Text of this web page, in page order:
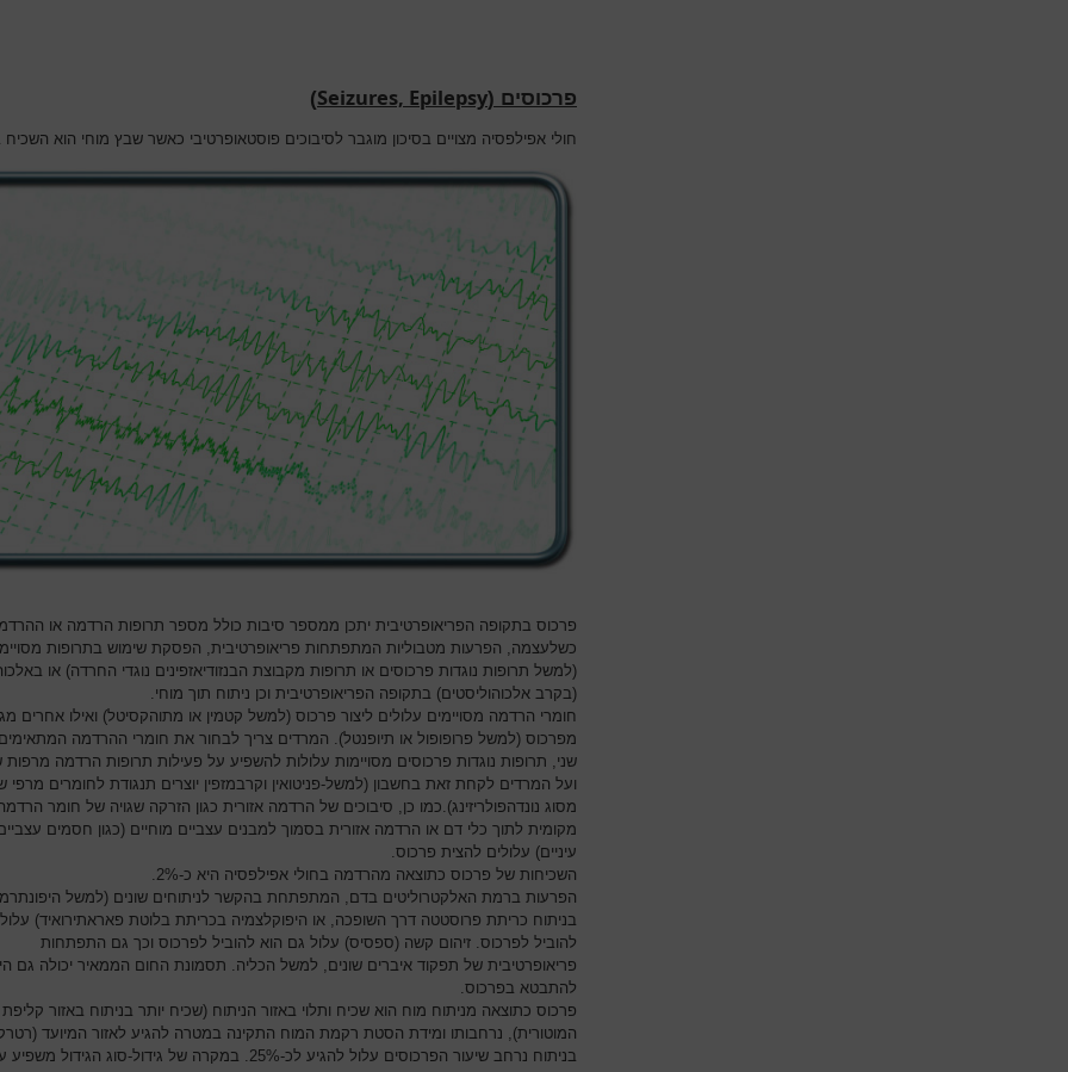
פרכוסים (Seizures, Epilepsy
)
חולי אפילפסיה מצויים בסיכון מוגבר לסיבוכים פוסטאופרטיבי כאשר שבץ מוחי הוא השכיח
פרכוס בתקופה הפריאופרטיבית יתכן ממספר סיבות כולל מספר תרופות הרדמה או
כשלעצמה, הפרעות מטבוליות המתפתחות פריאופרטיבית, הפסקת שימוש בתרופות
(למשל תרופות נוגדות פרכוסים או תרופות מקבוצת הבנזודיאזפינים נוגדי החרדה) או
(בקרב אלכוהוליסטים) בתקופה הפריאופרטיבית וכן ניתוח תוך מוחי.
חומרי הרדמה מסויימים עלולים ליצור פרכוס (למשל קטמין או מתוהקסיטל) ואילו אחרים
מפרכוס (למשל פרופופול או תיופנטל). המרדים צריך לבחור את חומרי ההרדמה
שני, תרופות נוגדות פרכוסים מסויימות עלולות להשפיע על פעילות תרופות הרדמה מרפות
ועל המרדים לקחת זאת בחשבון (למשל-פניטואין וקרבמזפין יוצרים תנגודת לחומרים מרפי
מסוג נונדהפולריזינג).כמו כן, סיבוכים של הרדמה אזורית כגון הזרקה שגויה של חומר
מקומית לתוך כלי דם או הרדמה אזורית בסמוך למבנים עצביים מוחיים (כגון חסמים
עיניים) עלולים להצית פרכוס.
השכיחות של פרכוס כתוצאה מהרדמה בחולי אפילפסיה היא כ-2%.
הפרעות ברמת האלקטרוליטים בדם, המתפתחת בהקשר לניתוחים שונים (למשל
בניתוח כריתת פרוסטטה דרך השופכה, או היפוקלצמיה בכריתת בלוטת פאראתירואיד)
להוביל לפרכוס. זיהום קשה (ספסיס) עלול גם הוא להוביל לפרכוס וכך גם התפתחות
פריאופרטיבית של תפקוד איברים שונים, למשל הכליה. תסמונת החום הממאיר יכולה גם
להתבטא בפרכוס.
פרכוס כתוצאה מניתוח מוח הוא שכיח ותלוי באזור הניתוח (שכיח יותר בניתוח באזור
המוטורית), נרחבותו ומידת הסטת רקמת המוח התקינה במטרה להגיע לאזור המיועד
בניתוח נרחב שיעור הפרכוסים עלול להגיע לכ-25%. במקרה של גידול-סוג הגידול